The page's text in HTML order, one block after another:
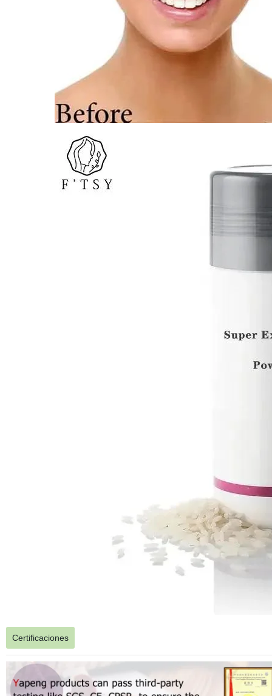
Certificaciones